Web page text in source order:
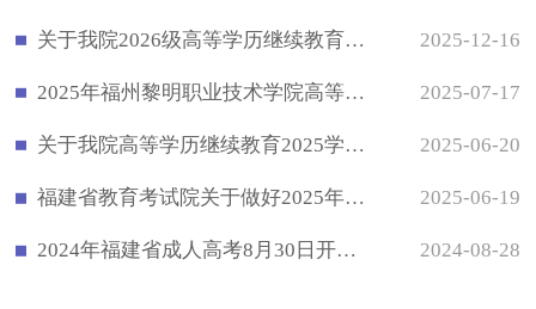
关于我院2026级高等学历继续教育新生录取工作的公告 2025-12-16
2025年福州黎明职业技术学院高等学历继续教育招生简章 2025-07-17
关于我院高等学历继续教育2025学年第一学期期末考试安排的通知 2025-06-20
福建省教育考试院关于做好2025年普通高校专升本考试获奖考生资格申报工作的通知 2025-06-19
2024年福建省成人高考8月30日开始报名了！ 2024-08-28